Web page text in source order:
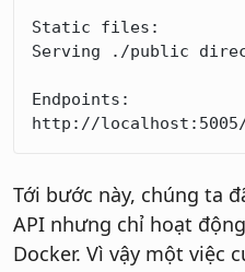
Static files:
Serving ./public
Endpoints:
http://localhost:5005/
Tới bước này, chúng ta
API nhưng chỉ hoạt
Docker. Vì vậy một việc